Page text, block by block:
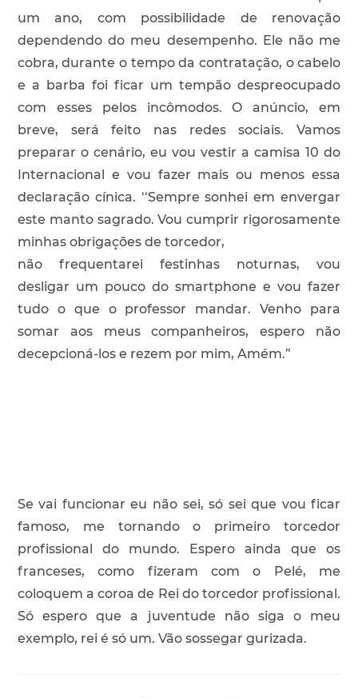
um ano, com possibilidade de renovação
dependendo do meu desempenho. Ele não me
cobra, durante o tempo da contratação, o cabelo
e a barba foi ficar um tempão despreocupado
com esses pelos incômodos. O anúncio, em
breve, será feito nas redes sociais. Vamos
preparar o cenário, eu vou vestir a camisa 10 do
Internacional e vou fazer mais ou menos essa
declaração cínica. ‘‘Sempre sonhei em envergar
este manto sagrado. Vou cumprir rigorosamente
minhas obrigações de torcedor,
não frequentarei festinhas noturnas, vou
desligar um pouco do smartphone e vou fazer
tudo o que o professor mandar. Venho para
somar aos meus companheiros, espero não
decepcioná-los e rezem por mim, Amém.”
Se vai funcionar eu não sei, só sei que vou ficar
famoso, me tornando o primeiro torcedor
profissional do mundo. Espero ainda que os
franceses, como fizeram com o Pelé, me
coloquem a coroa de Rei do torcedor profissional.
Só espero que a juventude não siga o meu
exemplo, rei é só um. Vão sossegar gurizada.